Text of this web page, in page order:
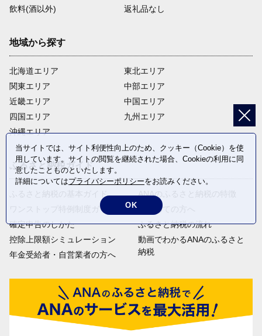
飲料(酒以外)
返礼品なし
地域から探す
北海道エリア
関東エリア
近畿エリア
四国エリア
沖縄エリア
東北エリア
中部エリア
中国エリア
九州エリア
ふるさと納税ガイド
ふるさと納税の基本ガイド
ワンストップ特例制度ガイド
確定申告のしかた
控除上限額シミュレーション
年金受給者・自営業者の方へ
ANAのふるさと納税の特徴
はじめての方へ
ふるさと納税の流れ
動画でわかるANAのふるさと
納税
当サイトでは、サイト利便性向上のため、クッキー（Cookie）を使
用しています。サイトの閲覧を継続された場合、Cookieの利用に同
意したことものといたします。
詳細についてはプライバシーポリシーをお読みください。
OK